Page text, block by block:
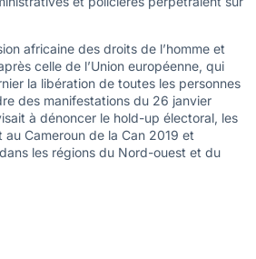
africaine des droits de l’homme et
celle de l’Union européenne, qui
la libération de toutes les personnes
des manifestations du 26 janvier
à dénoncer le hold-up électoral, les
Cameroun de la Can 2019 et
les régions du Nord-ouest et du